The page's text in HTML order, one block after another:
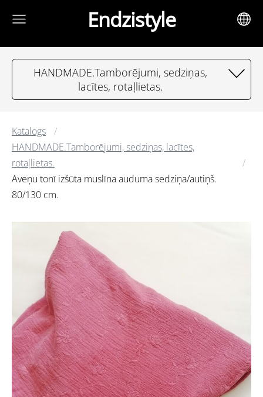
Endzistyle
HANDMADE.Tamborējumi, sedziņas,
lacītes, rotaļlietas.
Katalogs
HANDMADE.Tamborējumi, sedziņas, lacītes,
rotaļlietas.
Aveņu tonī izšūta muslīna auduma sedziņa/autiņš.
80/130 cm.